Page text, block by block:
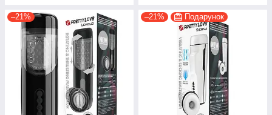
–21% –21% Подарунок